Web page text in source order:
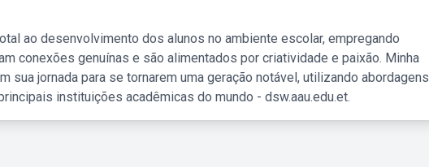
ao desenvolvimento dos alunos no ambiente escolar, empregando
conexões genuínas e são alimentados por criatividade e paixão. Minha
sua jornada para se tornarem uma geração notável, utilizando abordagens
instituições acadêmicas do mundo - dsw.aau.edu.et.